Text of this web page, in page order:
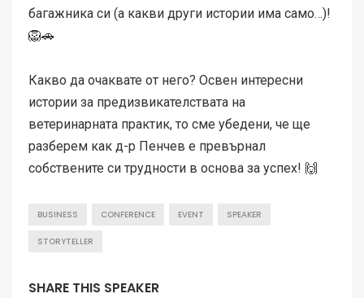
багажника си (а какви други истории има само…)!
🦁🚗
Какво да очаквате от него? Освен интересни
истории за предизвикателствата на
ветеринарната практик, то сме убедени, че ще
разберем как д-р Пенчев е превърнал
собствените си трудности в основа за успех! 🙌
BUSINESS CONFERENCE EVENT SPEAKER
STORYTELLER
SHARE THIS SPEAKER